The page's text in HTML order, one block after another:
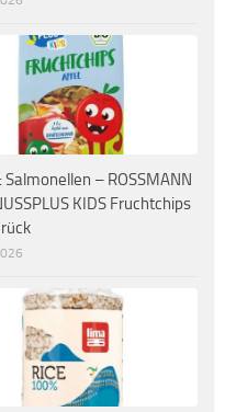
Salmonellen – ROSSMANN
KIDS Fruchtchips